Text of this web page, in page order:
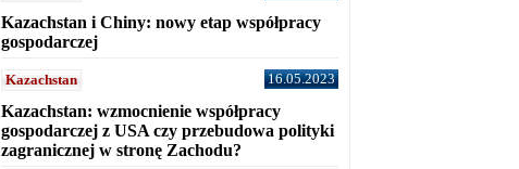
Kazachstan i Chiny: nowy etap współpracy
gospodarczej
Kazachstan 16.05.2023
Kazachstan: wzmocnienie współpracy
gospodarczej z USA czy przebudowa polityki
zagranicznej w stronę Zachodu?